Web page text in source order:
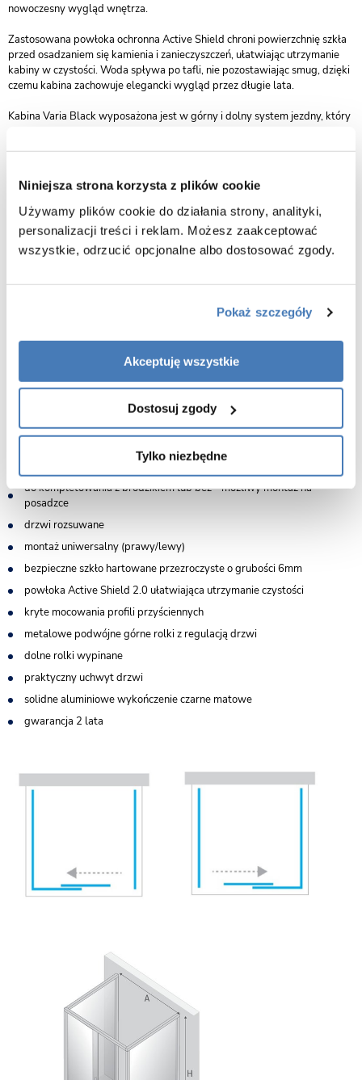
Niniejsza strona korzysta z plików cookie
Używamy plików cookie do działania strony, analityki,
personalizacji treści i reklam. Możesz zaakceptować
wszystkie, odrzucić opcjonalne albo dostosować zgody.
Pokaż szczegóły
Akceptuję wszystkie
Dostosuj zgody
Tylko niezbędne
nowoczesny wygląd wnętrza.
Zastosowana powłoka ochronna Active Shield chroni powierzchnię szkła
przed osadzaniem się kamienia i zanieczyszczeń, ułatwiając utrzymanie
kabiny w czystości. Woda spływa po tafli, nie pozostawiając smug, dzięki
czemu kabina zachowuje elegancki wygląd przez długie lata.
Kabina Varia Black wyposażona jest w górny i dolny system jezdny, który
trwała.
Model można montować zarówno z brodzikiem, jak i bezpośrednio na
posadzce, co pozwala na indywidualne dopasowanie do każdej aranżacji
łazienki. To uniwersalne rozwiązanie, które świetnie sprawdzi się zarówno
w mniejszych pomieszczeniach, jak i w przestronnych wnętrzach
potwierdza jej jakość i solidne wykonanie. To kabina przyścienna, która
dopełnienie eleganckiej łazienki.
Charakterystyka kabiny prysznicowej przyściennej Varia
120x80x80x200 cm wykończenie czarny mat :
do kompletowania z brodzikiem lub bez - możliwy montaż na
posadzce
drzwi rozsuwane
montaż uniwersalny (prawy/lewy)
bezpieczne szkło hartowane przezroczyste o grubości 6mm
powłoka Active Shield 2.0 ułatwiająca utrzymanie czystości
kryte mocowania profili przyściennych
metalowe podwójne górne rolki z regulacją drzwi
dolne rolki wypinane
praktyczny uchwyt drzwi
solidne aluminiowe wykończenie czarne matowe
gwarancja 2 lata